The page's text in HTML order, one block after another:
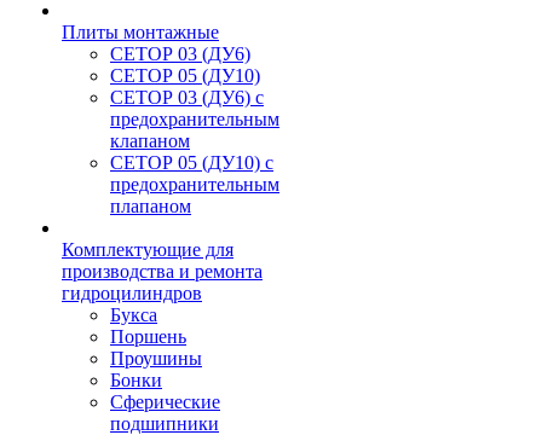
Плиты монтажные
CЕТОР 03 (ДУ6)
CЕТОР 05 (ДУ10)
CЕТОР 03 (ДУ6) с
предохранительным
клапаном
CЕТОР 05 (ДУ10) с
предохранительным
плапаном
Комплектующие для
производства и ремонта
гидроцилиндров
Букса
Поршень
Проушины
Бонки
Сферические
подшипники